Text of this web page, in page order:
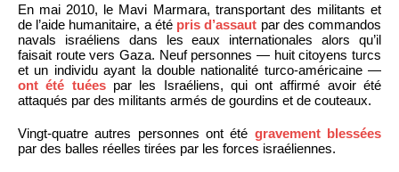
En mai 2010, le Mavi Marmara, transportant des militants et
de l’aide humanitaire, a été pris d’assaut par des commandos
navals israéliens dans les eaux internationales alors qu’il
faisait route vers Gaza. Neuf personnes — huit citoyens turcs
et un individu ayant la double nationalité turco-américaine —
ont été tuéespar les Israéliens, qui ont affirmé avoir été
attaqués par des militants armés de gourdins et de couteaux.
Vingt-quatre autres personnes ont été gravement blessées
par des balles réelles tirées par les forces israéliennes.